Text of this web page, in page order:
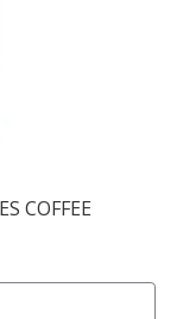
COFFEE